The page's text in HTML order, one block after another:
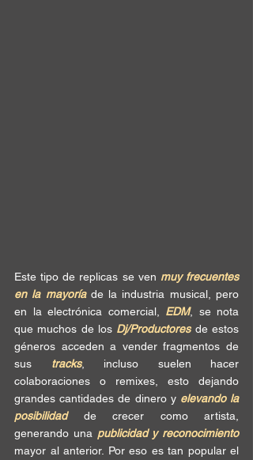
Este tipo de replicas se ven muy frecuentes
en la mayoría de la industria musical, pero
en la electrónica comercial, EDM, se nota
que muchos de los Dj/Productores de estos
géneros acceden a vender fragmentos de
sus tracks, incluso suelen hacer
colaboraciones o remixes, esto dejando
grandes cantidades de dinero y elevando la
posibilidad de crecer como artista,
generando una publicidad y reconocimiento
mayor al anterior. Por eso es tan popular el